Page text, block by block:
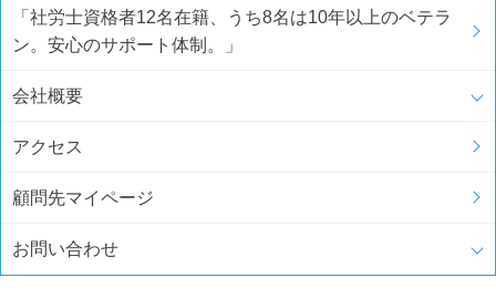
「社労士資格者12名在籍、うち8名は10年以上のベテラ
ン。安心のサポート体制。」
会社概要
アクセス
顧問先マイページ
お問い合わせ